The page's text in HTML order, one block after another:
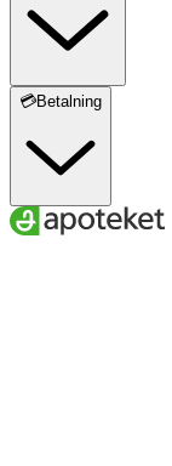
💳Betalning